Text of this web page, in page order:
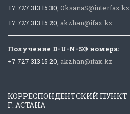
+7 727 313 15 30, OksanaS@interfax.kz
+7 727 313 15 20, akzhan@ifax.kz
Получение D-U-N-S® номера:
+7 727 313 15 20, akzhan@ifax.kz
КОРРЕСПОНДЕНТСКИЙ ПУНКТ
Г. АСТАНА